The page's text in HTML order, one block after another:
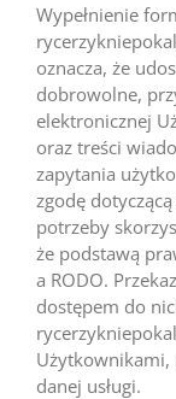
Wypełnienie
oznacza, że
dobrowolne,
elektronicznej
oraz treści
zapytania
zgodę
potrzeby
że podstawą
a RODO.
dostępem do
Użytkownikami,
danej usługi.